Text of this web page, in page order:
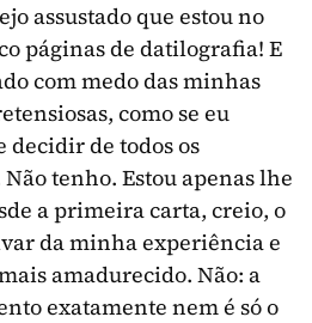
assustado que estou no
páginas de datilografia! E
com medo das minhas
como se eu
decidir de todos os
tenho. Estou apenas lhe
a primeira carta, creio, o
da minha experiência e
amadurecido. Não: a
exatamente nem é só o